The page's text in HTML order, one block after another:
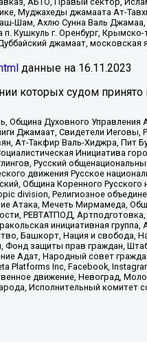
Муджахеды джамаата Ат-
Шам, Ахлю Сунна Валь
Кушкуль г. Оренбург,
джамаат,
данные на 16.11.2023
которых судом
Духовного
Джамаат, Свидетели Иеговы,
Такфир Валь-Хиджра, Пит
Инициатива
Русский
движения Русское
Община Коренного
division, Религиозное
Атака, Мечеть Мирмамеда,
РЕВТАТПОД,
инициативная группа,
Башкорт, Нация и свобода,
защиты прав граждан,
Адат, Народный совет
Inc, Facebook,
движение, Невоград,
Исполнительный комитет